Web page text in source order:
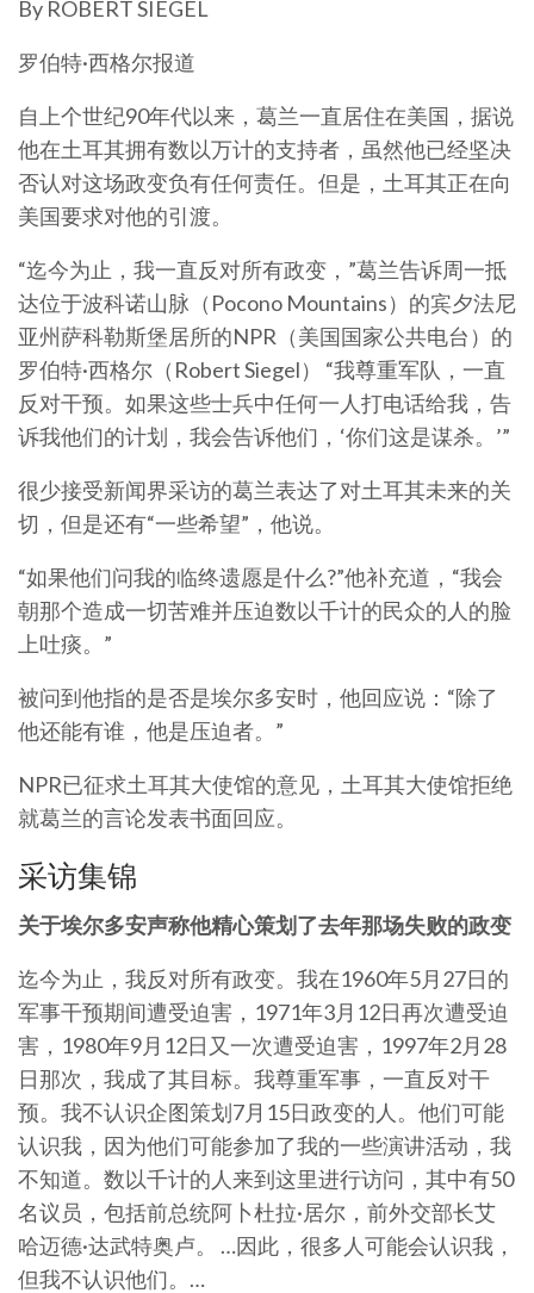
By ROBERT SIEGEL
罗伯特·西格尔报道
自上个世纪90年代以来，葛兰一直居住在美国，据说
他在土耳其拥有数以万计的支持者，虽然他已经坚决
否认对这场政变负有任何责任。但是，土耳其正在向
美国要求对他的引渡。
“迄今为止，我一直反对所有政变，”葛兰告诉周一抵
达位于波科诺山脉（Pocono Mountains）的宾夕法尼
亚州萨科勒斯堡居所的NPR（美国国家公共电台）的
罗伯特·西格尔（Robert Siegel） “我尊重军队，一直
反对干预。如果这些士兵中任何一人打电话给我，告
诉我他们的计划，我会告诉他们，‘你们这是谋杀。’”
很少接受新闻界采访的葛兰表达了对土耳其未来的关
切，但是还有“一些希望”，他说。
“如果他们问我的临终遗愿是什么?”他补充道，“我会
朝那个造成一切苦难并压迫数以千计的民众的人的脸
上吐痰。”
被问到他指的是否是埃尔多安时，他回应说：“除了
他还能有谁，他是压迫者。”
NPR已征求土耳其大使馆的意见，土耳其大使馆拒绝
就葛兰的言论发表书面回应。
采访集锦
关于埃尔多安声称他精心策划了去年那场失败的政变
迄今为止，我反对所有政变。我在1960年5月27日的
军事干预期间遭受迫害，1971年3月12日再次遭受迫
害，1980年9月12日又一次遭受迫害，1997年2月28
日那次，我成了其目标。我尊重军事，一直反对干
预。我不认识企图策划7月15日政变的人。他们可能
认识我，因为他们可能参加了我的一些演讲活动，我
不知道。数以千计的人来到这里进行访问，其中有50
名议员，包括前总统阿卜杜拉·居尔，前外交部长艾
哈迈德·达武特奥卢。 …因此，很多人可能会认识我，
但我不认识他们。…